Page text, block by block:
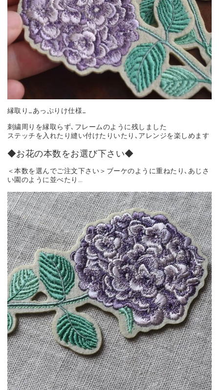
縁取り_あっぷりけ仕様_
刺繍周りを縁取らず､フレームのように残しました
ステッチを入れたり縫い付けたりいたり､アレンジを楽しめます
◆お花の本数をお選び下さい◆
＜本数を選んでご注文下さい＞ブーケのように重ねたり､あじさ
い園のように並べたり…